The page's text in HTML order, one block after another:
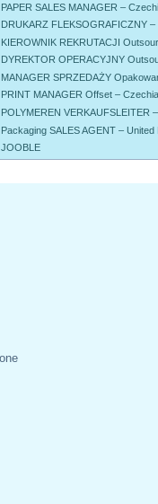
PAPER SALES MANAGER –
DRUKARZ FLEKSOGRAFICZNY –
KIEROWNIK REKRUTACJI
DYREKTOR OPERACYJNY
MANAGER SPRZEDAŻY
PRINT MANAGER Offset – Czechia
POLYMEREN VERKAUFSLEITER
Packaging SALES AGENT – United
JOOBLE